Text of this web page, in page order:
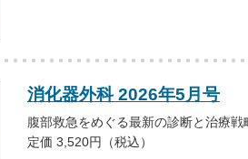
消化器外科 2026年5月号
腹部救急をめぐる最新の診断と治療戦
定価 3,520円（税込）